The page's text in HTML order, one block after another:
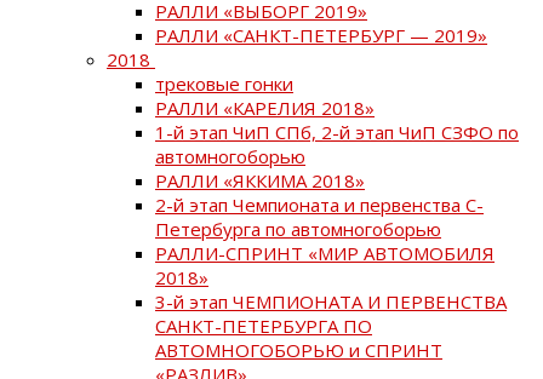
РАЛЛИ «ВЫБОРГ 2019»
РАЛЛИ «САНКТ-ПЕТЕРБУРГ — 2019»
2018
трековые гонки
РАЛЛИ «КАРЕЛИЯ 2018»
1-й этап ЧиП СПб, 2-й этап ЧиП СЗФО по
автомногоборью
РАЛЛИ «ЯККИМА 2018»
2-й этап Чемпионата и первенства С-
Петербурга по автомногоборью
РАЛЛИ-СПРИНТ «МИР АВТОМОБИЛЯ
2018»
3-й этап ЧЕМПИОНАТА И ПЕРВЕНСТВА
САНКТ-ПЕТЕРБУРГА ПО
АВТОМНОГОБОРЬЮ и СПРИНТ
«РАЗЛИВ»